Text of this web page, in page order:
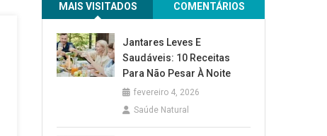
MAIS VISITADOS COMENTÁRIOS
Jantares Leves E
Saudáveis: 10 Receitas
Para Não Pesar À Noite
fevereiro 4, 2026
Saúde Natural